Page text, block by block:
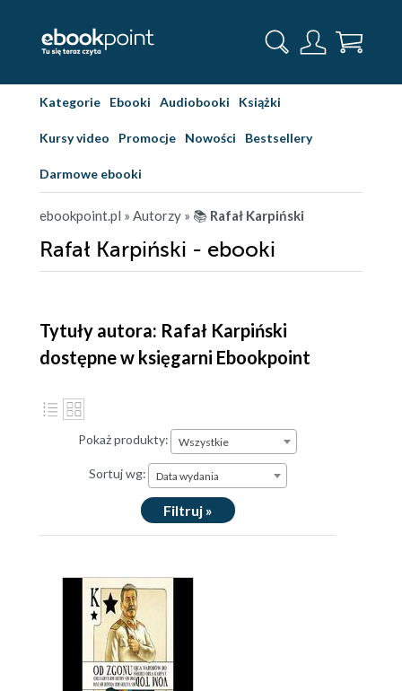
Kategorie Ebooki Audiobooki Książki
Kursy video Promocje Nowości Bestsellery
Darmowe ebooki
ebookpoint.pl » Autorzy » 📚 Rafał Karpiński
Rafał Karpiński - ebooki
Tytuły autora: Rafał Karpiński
dostępne w księgarni Ebookpoint
Pokaż produkty: Wszystkie
Sortuj wg: Data wydania
Filtruj »